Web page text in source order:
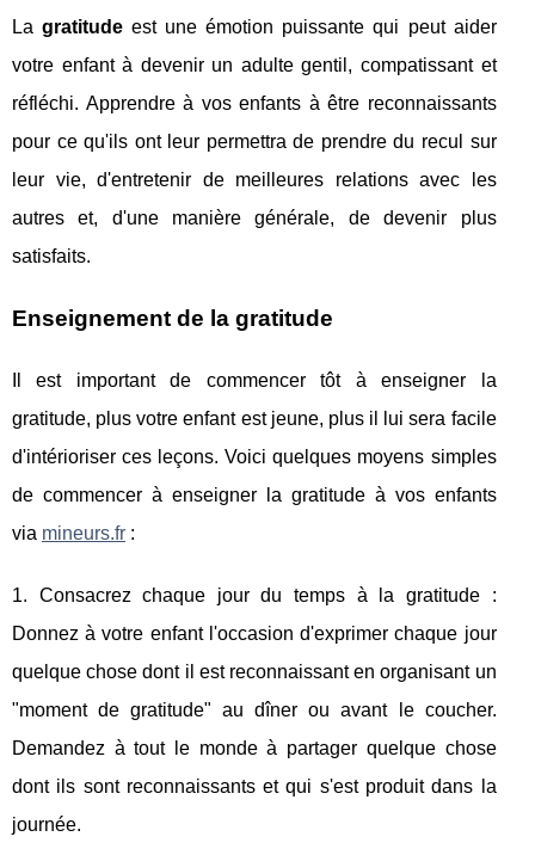
Lagratitude est une émotion puissante qui peut aider
votre enfant à devenir un adulte gentil, compatissant et
réfléchi. Apprendre à vos enfants à être reconnaissants
pour ce qu'ils ont leur permettra de prendre du recul sur
leur vie, d'entretenir de meilleures relations avec les
autres et, d'une manière générale, de devenir plus
satisfaits.
Enseignement de la gratitude
Il est important de commencer tôt à enseigner la
gratitude, plus votre enfant est jeune, plus il lui sera facile
d'intérioriser ces leçons. Voici quelques moyens simples
de commencer à enseigner la gratitude à vos enfants
via mineurs.fr :
1. Consacrez chaque jour du temps à la gratitude :
Donnez à votre enfant l'occasion d'exprimer chaque jour
quelque chose dont il est reconnaissant en organisant un
"moment de gratitude" au dîner ou avant le coucher.
Demandez à tout le monde à partager quelque chose
dont ils sont reconnaissants et qui s'est produit dans la
journée.